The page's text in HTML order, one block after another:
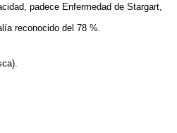
padece Enfermedad de Stargart,
reconocido del 78 %.